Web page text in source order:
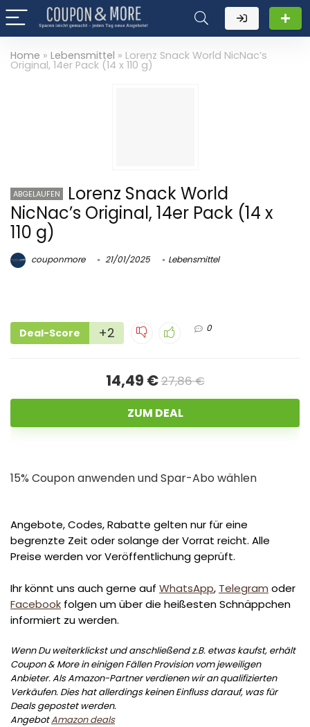
Home » Lebensmittel » Lorenz Snack World NicNac’s
Original, 14er Pack (14 x 110 g)
ABGELAUFEN
Lorenz Snack World
NicNac’s Original, 14er Pack (14 x
110 g)
couponmore 21/01/2025 Lebensmittel
Deal-Score +2 0
14,49 €27,86 €
ZUM DEAL
15% Coupon anwenden und Spar-Abo wählen
Angebote, Codes, Rabatte gelten nur für eine
begrenzte Zeit oder solange der Vorrat reicht. Alle
Preise werden vor Veröffentlichung geprüft.
Ihr könnt uns auch gerne auf WhatsApp, Telegram oder
Facebook folgen um über die heißesten Schnäppchen
informiert zu werden.
Wenn Du weiterklickst und anschließend z.B. etwas kaufst, erhält
Coupon & More in einigen Fällen Provision vom jeweiligen
Anbieter. Als Amazon-Partner verdienen wir an qualifizierten
Verkäufen. Dies hat allerdings keinen Einfluss darauf, was für
Deals gepostet werden.
AngebotAmazon deals